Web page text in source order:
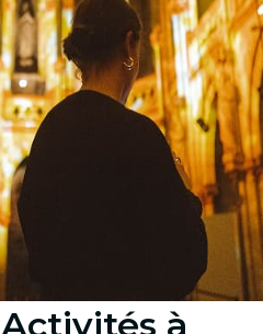
Activités à